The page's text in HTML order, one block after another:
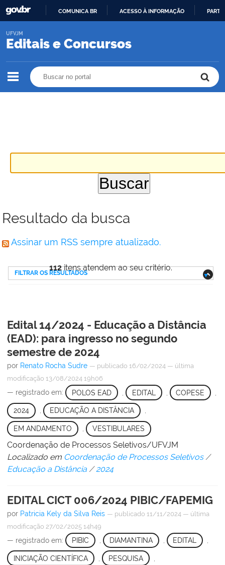
O
COMUNICA BR ACESSO À INFORMAÇÃO
Editais e Concursos
UFVJM
Resultado da busca
Assinar um RSS sempre atualizado.
112itens atendem ao seu critério.
FILTRAR OS RESULTADOS
Edital 14/2024 - Educação a Distância
(EAD): para ingresso no segundo
semestre de 2024
por Renato Rocha Sudre — publicado 16/02/2024 — última
modificação 13/08/2024 19h06
— registrado em: POLOS EAD EDITAL COPESE
2024 , EDUCAÇÃO A DISTÂNCIA ,
EM ANDAMENTO VESTIBULARES
Coordenação de Processos Seletivos/UFVJM
Localizado em Coordenação de Processos Seletivos /
Educação a Distância /2024
EDITAL CICT 006/2024 PIBIC/FAPEMIG
por Patricia Kely da Silva Reis — publicado 11/11/2024 — última
modificação 27/02/2025 14h49
— registrado em: PIBIC DIAMANTINA EDITAL
INICIAÇÃO CIENTÍFICA PESQUISA